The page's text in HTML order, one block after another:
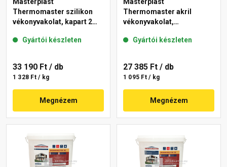
Masterplast
Thermomaster szilikon
vékonyvakolat, kapart 2
Gyártói készleten
33 190 Ft / db
1 328 Ft / kg
Megnézem
Masterplast
Thermomaster akril
vékonyvakolat,
17-D 25 kg
Gyártói készleten
27 385 Ft / db
1 095 Ft / kg
Megnézem